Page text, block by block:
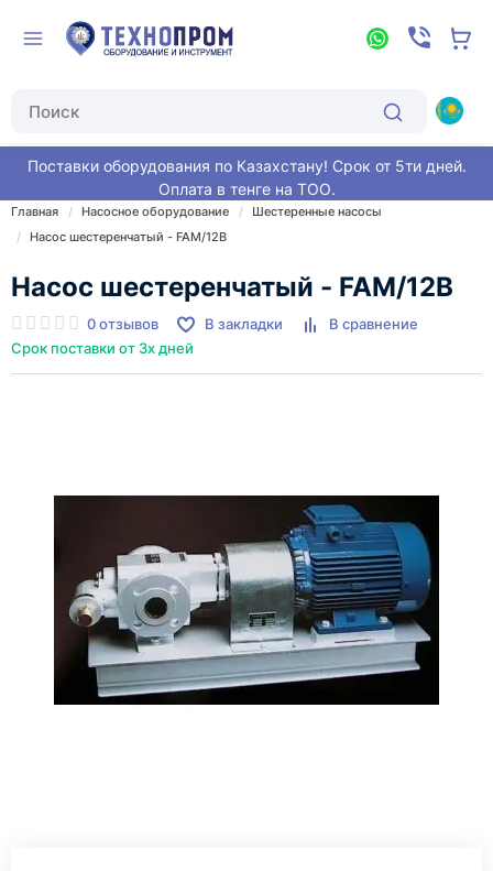
Поставки оборудования по Казахстану! Срок от 5ти дней.
Оплата в тенге на ТОО.
Главная Насосное оборудование
Шестеренные насосы
Насос шестеренчатый - FAM/12B
Насос шестеренчатый - FAM/12B
0 отзывов В закладки
В сравнение
Срок поставки от 3х дней